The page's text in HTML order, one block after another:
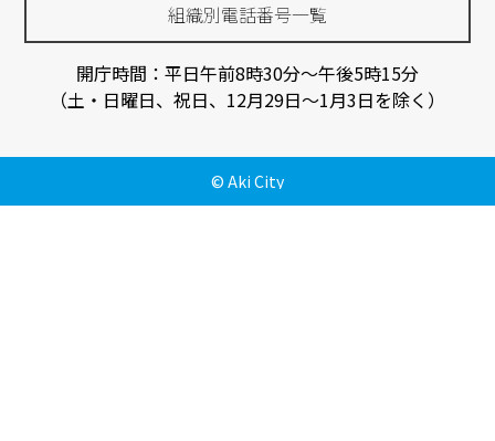
組織別電話番号一覧
開庁時間：平日午前8時30分～午後5時15分
（土・日曜日、祝日、12月29日～1月3日を除く）
© Aki City